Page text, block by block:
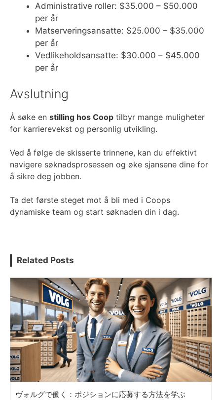
Administrative roller: $35.000 – $50.000
per år
Matserveringsansatte: $25.000 – $35.000
per år
Vedlikeholdsansatte: $30.000 – $45.000
per år
Avslutning
Å søke en stilling hos Coop tilbyr mange muligheter
for karrierevekst og personlig utvikling.
Ved å følge de skisserte trinnene, kan du effektivt
navigere søknadsprosessen og øke sjansene dine for
å sikre deg jobben.
Ta det første steget mot å bli med i Coops
dynamiske team og start søknaden din i dag.
Related Posts
ヴォルグで働く：ポジションに応募する方法を学ぶ